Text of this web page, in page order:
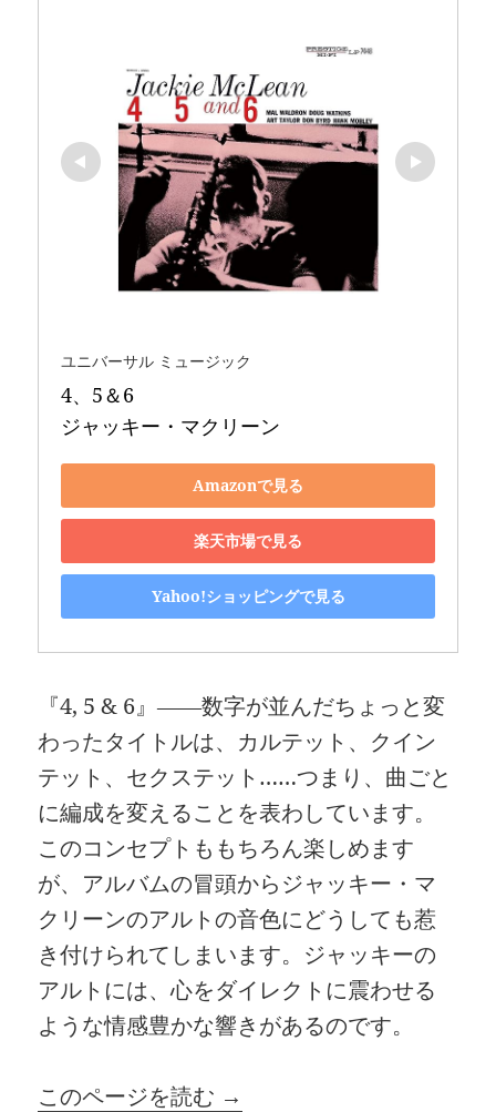
ユニバーサル ミュージック
4、5＆6
ジャッキー・マクリーン
Amazonで見る
楽天市場で見る
Yahoo!ショッピングで見る
『4, 5 & 6』――数字が並んだちょっと変
わったタイトルは、カルテット、クイン
テット、セクステット……つまり、曲ごと
に編成を変えることを表わしています。
このコンセプトももちろん楽しめます
が、アルバムの冒頭からジャッキー・マ
クリーンのアルトの音色にどうしても惹
き付けられてしまいます。ジャッキーの
アルトには、心をダイレクトに震わせる
ような情感豊かな響きがあるのです。
このページを読む →